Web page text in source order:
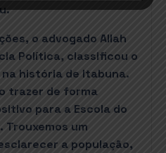
o advogado Allah
Política, classificou o
história de Itabuna.
trazer de forma
para a Escola do
Trouxemos um
a população,